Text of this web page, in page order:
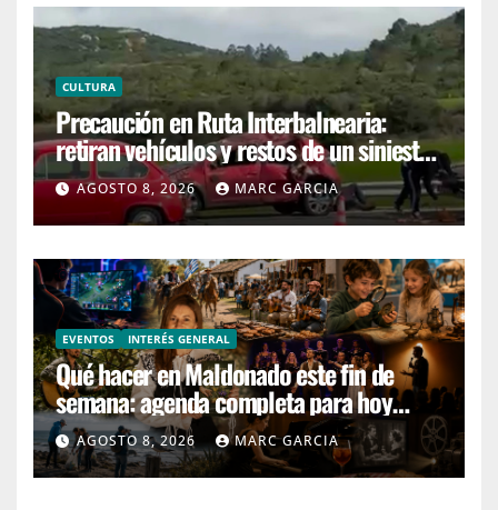
CULTURA
Precaución en Ruta Interbalnearia:
retiran vehículos y restos de un siniestro
en el kilómetro 99
AGOSTO 8, 2026 MARC GARCIA
EVENTOS INTERÉS GENERAL
Qué hacer en Maldonado este fin de
semana: agenda completa para hoy
sábado y mañana domingo
AGOSTO 8, 2026 MARC GARCIA